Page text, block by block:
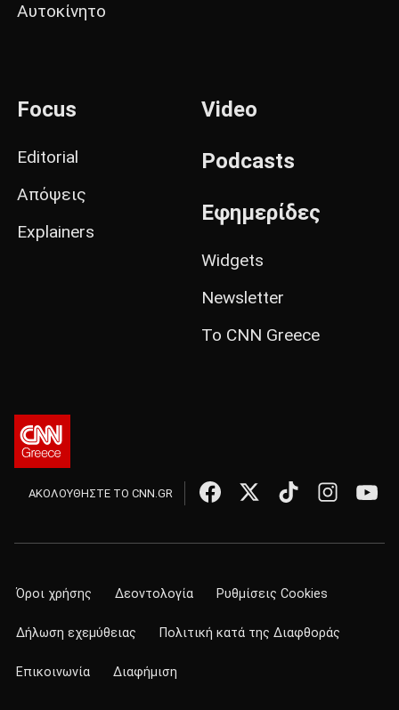
Αυτοκίνητο
Focus
Editorial
Απόψεις
Explainers
Video
Podcasts
Εφημερίδες
Widgets
Newsletter
Το CNN Greece
ΑΚΟΛΟΥΘΗΣΤΕ ΤΟ CNN.GR
Όροι χρήσης Δεοντολογία Ρυθμίσεις Cookies
Δήλωση εχεμύθειας Πολιτική κατά της Διαφθοράς
Επικοινωνία Διαφήμιση